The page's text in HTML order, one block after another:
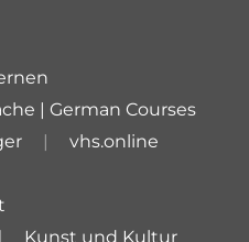
| German Courses
vhs.online
Kunst und Kultur